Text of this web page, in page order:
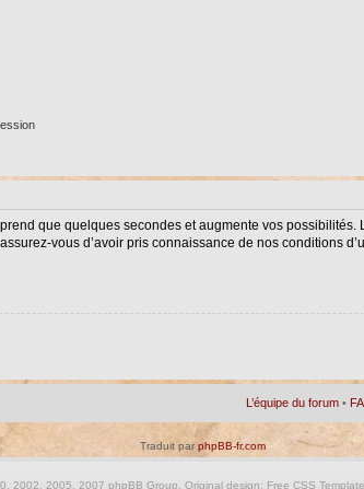
que quelques secondes et augmente vos
vous d’avoir pris connaissance de nos conditions
L’équipe du forum •
Traduit parphpBB-fr.com
2002, 2005, 2007 phpBB Group. Original design: Free CSS